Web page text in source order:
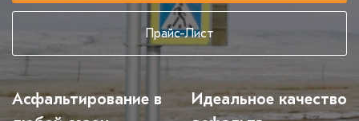
Прайс-Лист
Асфальтирование в
Идеальное качество